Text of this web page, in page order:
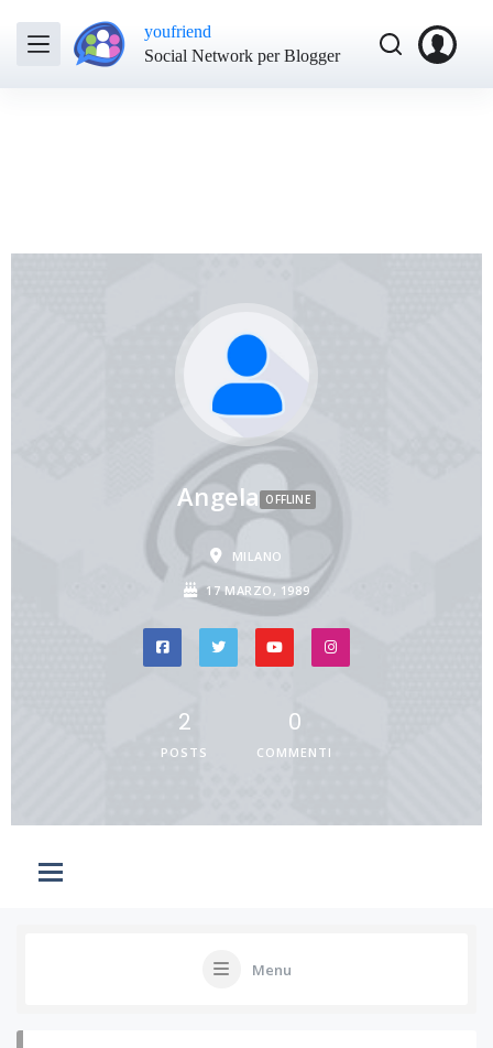
youfriend
Social Network per Blogger
Angela OFFLINE
MILANO
17 MARZO, 1989
2
POSTS
0
COMMENTI
Menu